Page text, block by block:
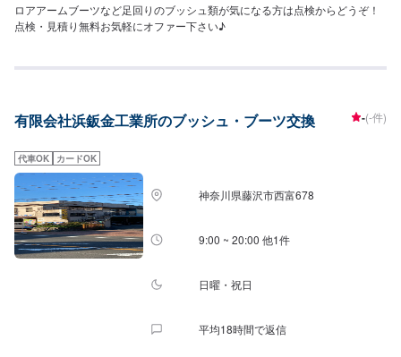
ロアアームブーツなど足回りのブッシュ類が気になる方は点検からどうぞ！
点検・見積り無料お気軽にオファー下さい♪
有限会社浜鈑金工業所のブッシュ・ブーツ交換 -(-件)
代車OK カードOK
神奈川県藤沢市西富678
9:00 ~ 20:00 他1件
日曜・祝日
平均18時間で返信